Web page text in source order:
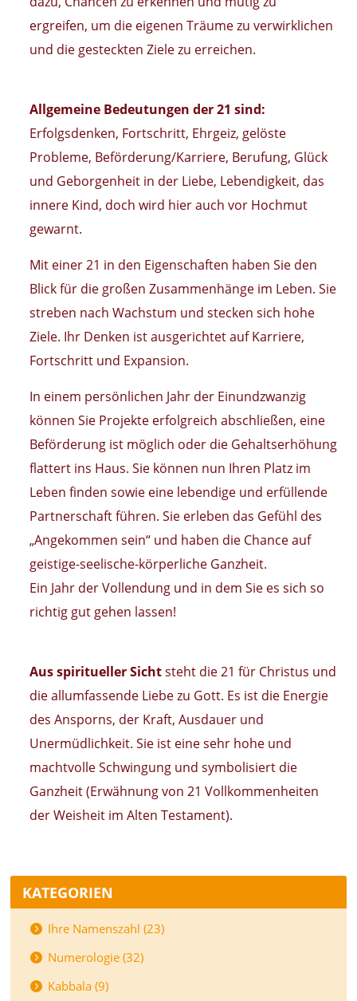
ergreifen, um die eigenen Träume zu verwirklichen
und die gesteckten Ziele zu erreichen.
Allgemeine Bedeutungen der 21 sind:
Erfolgsdenken, Fortschritt, Ehrgeiz, gelöste
Probleme, Beförderung/Karriere, Berufung, Glück
und Geborgenheit in der Liebe, Lebendigkeit, das
innere Kind, doch wird hier auch vor Hochmut
gewarnt.
Mit einer 21 in den Eigenschaften haben Sie den
Blick für die großen Zusammenhänge im Leben. Sie
streben nach Wachstum und stecken sich hohe
Ziele. Ihr Denken ist ausgerichtet auf Karriere,
Fortschritt und Expansion.
In einem persönlichen Jahr der Einundzwanzig
können Sie Projekte erfolgreich abschließen, eine
Beförderung ist möglich oder die Gehaltserhöhung
flattert ins Haus. Sie können nun Ihren Platz im
Leben finden sowie eine lebendige und erfüllende
Partnerschaft führen. Sie erleben das Gefühl des
„Angekommen sein“ und haben die Chance auf
geistige-seelische-körperliche Ganzheit.
Ein Jahr der Vollendung und in dem Sie es sich so
richtig gut gehen lassen!
Aus spiritueller Sichtsteht die 21 für Christus und
die allumfassende Liebe zu Gott. Es ist die Energie
des Ansporns, der Kraft, Ausdauer und
Unermüdlichkeit. Sie ist eine sehr hohe und
machtvolle Schwingung und symbolisiert die
Ganzheit (Erwähnung von 21 Vollkommenheiten
der Weisheit im Alten Testament).
KATEGORIEN
Ihre Namenszahl (23)
Numerologie (32)
Kabbala (9)